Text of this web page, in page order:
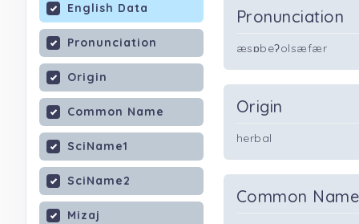
English Data
Pronunciation
Origin
Common Name
SciName1
SciName2
Mizaj
Pronunciation
æsɒbeʔolsæfær
Origin
herbal
Common Name